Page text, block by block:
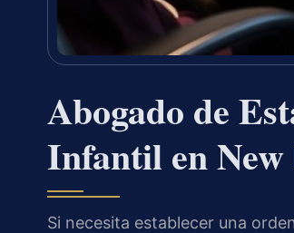
Abogado de
Infantil en
Si necesita establecer una